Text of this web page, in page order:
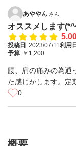
あややん さん
オススメします
投稿日 2023/07/11利用日
予算 ￥1,200
腰、肩の痛みの為通
た感じがします。定
0